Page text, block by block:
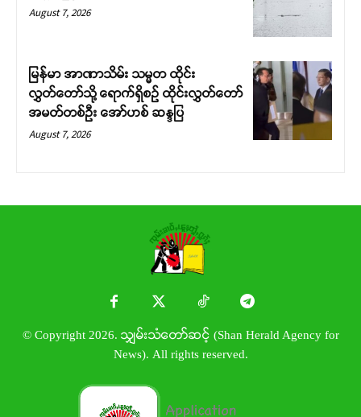
August 7, 2026
မြန်မာ အာဏာသိမ်း သမ္မတ ထိုင်း
လွှတ်တော်သို့ ရောက်ရှိစဉ် ထိုင်းလွှတ်တော်
အမတ်တစ်ဦး အော်ဟစ် ဆန္ဒပြ
August 7, 2026
© Copyright 2026. သျှမ်းသံတော်ဆင့် (Shan Herald Agency for
News). All rights reserved.